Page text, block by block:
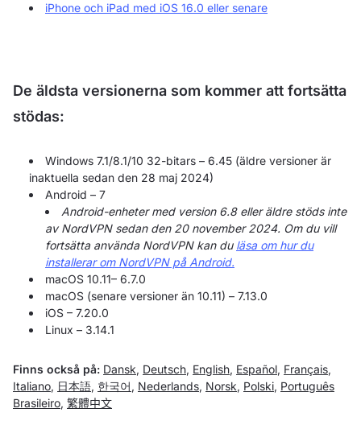
iPhone och iPad med iOS 16.0 eller senare
De äldsta versionerna som kommer att fortsätta
stödas:
Windows 7.1/8.1/10 32-bitars – 6.45 (äldre versioner är
inaktuella sedan den 28 maj 2024)
Android – 7
Android-enheter med version 6.8 eller äldre stöds inte
av NordVPN sedan den 20 november 2024. Om du vill
fortsätta använda NordVPN kan du läsa om hur du
installerar om NordVPN på Android.
macOS 10.11– 6.7.0
macOS (senare versioner än 10.11) – 7.13.0
iOS – 7.20.0
Linux – 3.14.1
Finns också på: Dansk, Deutsch, English, Español, Français,
Italiano, 日本語, 한국어 , Nederlands, Norsk, Polski, Português
Brasileiro, 繁體中文